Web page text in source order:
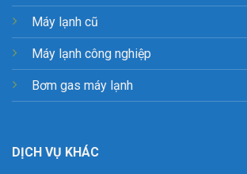
Máy lạnh cũ
Máy lạnh công nghiệp
Bơm gas máy lạnh
DỊCH VỤ KHÁC